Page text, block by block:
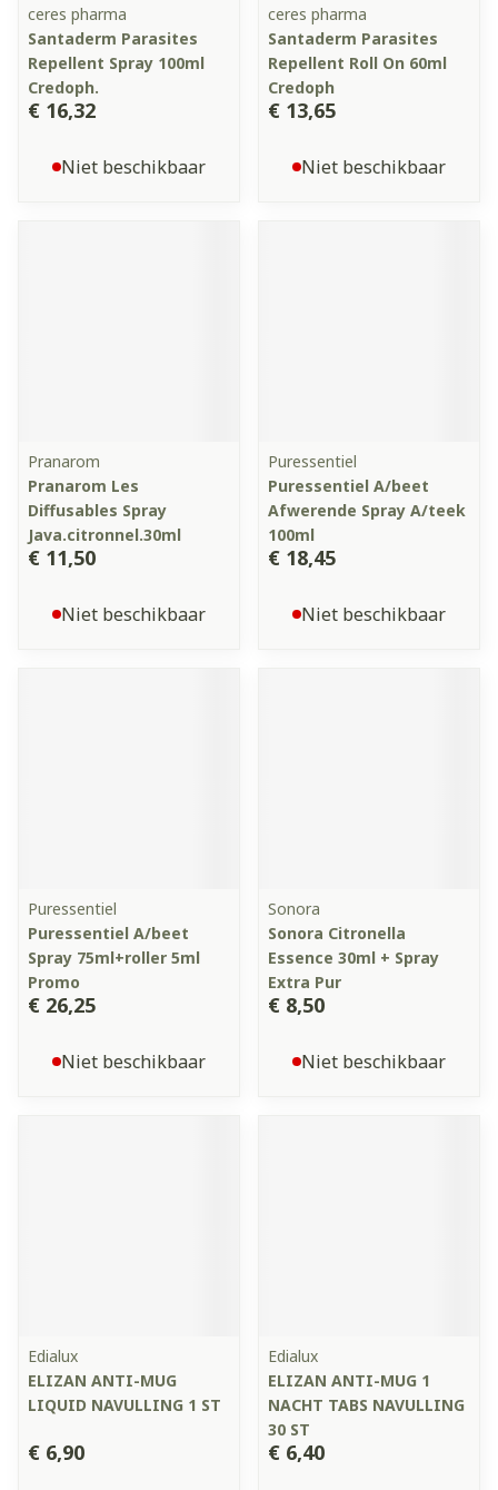
ceres pharma
Santaderm Parasites
Repellent Spray 100ml
Credoph.
€ 16,32
Niet beschikbaar
ceres pharma
Santaderm Parasites
Repellent Roll On 60ml
Credoph
€ 13,65
Niet beschikbaar
Pranarom
Pranarom Les
Diffusables Spray
Java.citronnel.30ml
€ 11,50
Niet beschikbaar
Puressentiel
Puressentiel A/beet
Afwerende Spray A/teek
100ml
€ 18,45
Niet beschikbaar
Puressentiel
Puressentiel A/beet
Spray 75ml+roller 5ml
Promo
€ 26,25
Niet beschikbaar
Sonora
Sonora Citronella
Essence 30ml + Spray
Extra Pur
€ 8,50
Niet beschikbaar
Edialux
ELIZAN ANTI-MUG
LIQUID NAVULLING 1 ST
€ 6,90
Edialux
ELIZAN ANTI-MUG 1
NACHT TABS NAVULLING
30 ST
€ 6,40